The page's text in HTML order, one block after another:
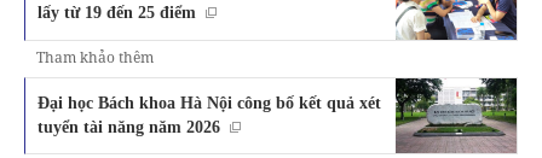
lấy từ 19 đến 25 điểm
Tham khảo thêm
Đại học Bách khoa Hà Nội công bố kết quả xét
tuyển tài năng năm 2026